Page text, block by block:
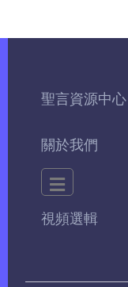
聖言資源中心
關於我們
視頻選輯